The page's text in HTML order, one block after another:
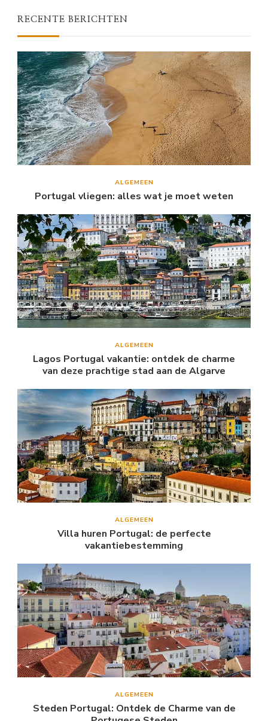
RECENTE BERICHTEN
ALGEMEEN
Portugal vliegen: alles wat je moet weten
ALGEMEEN
Lagos Portugal vakantie: ontdek de charme
van deze prachtige stad aan de Algarve
ALGEMEEN
Villa huren Portugal: de perfecte
vakantiebestemming
ALGEMEEN
Steden Portugal: Ontdek de Charme van de